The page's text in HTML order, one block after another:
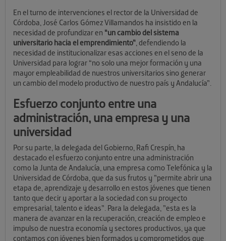
En el turno de intervenciones el rector de la Universidad de
Córdoba, José Carlos Gómez Villamandos ha insistido en la
necesidad de profundizar en “un cambio del sistema
universitario hacia el emprendimiento”, defendiendo la
necesidad de institucionalizar esas acciones en el seno de la
Universidad para lograr “no solo una mejor formación y una
mayor empleabilidad de nuestros universitarios sino generar
un cambio del modelo productivo de nuestro país y Andalucía”.
Esfuerzo conjunto entre una
administración, una empresa y una
universidad
Por su parte, la delegada del Gobierno, Rafi Crespín, ha
destacado el esfuerzo conjunto entre una administración
como la Junta de Andalucía, una empresa como Telefónica y la
Universidad de Córdoba, que da sus frutos y ”permite abrir una
etapa de, aprendizaje y desarrollo en estos jóvenes que tienen
tanto que decir y aportar a la sociedad con su proyecto
empresarial, talento e ideas”. Para la delegada, ”esta es la
manera de avanzar en la recuperación, creación de empleo e
impulso de nuestra economía y sectores productivos, ya que
contamos con jóvenes bien formados y comprometidos que